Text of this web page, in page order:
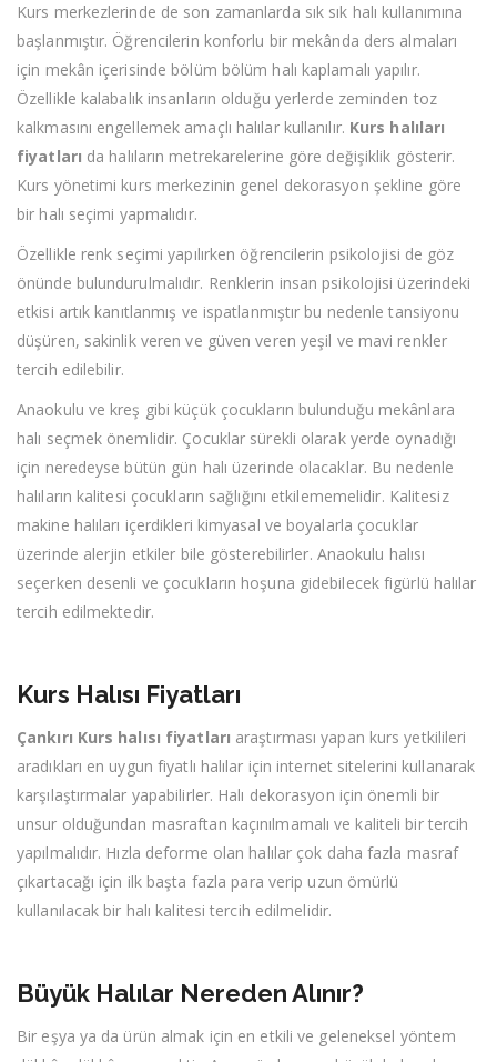
Kurs merkezlerinde de son zamanlarda sık sık halı kullanımına
başlanmıştır. Öğrencilerin konforlu bir mekânda ders almaları
için mekân içerisinde bölüm bölüm halı kaplamalı yapılır.
Özellikle kalabalık insanların olduğu yerlerde zeminden toz
kalkmasını engellemek amaçlı halılar kullanılır. Kurs halıları
fiyatları da halıların metrekarelerine göre değişiklik gösterir.
Kurs yönetimi kurs merkezinin genel dekorasyon şekline göre
bir halı seçimi yapmalıdır.
Özellikle renk seçimi yapılırken öğrencilerin psikolojisi de göz
önünde bulundurulmalıdır. Renklerin insan psikolojisi üzerindeki
etkisi artık kanıtlanmış ve ispatlanmıştır bu nedenle tansiyonu
düşüren, sakinlik veren ve güven veren yeşil ve mavi renkler
tercih edilebilir.
Anaokulu ve kreş gibi küçük çocukların bulunduğu mekânlara
halı seçmek önemlidir. Çocuklar sürekli olarak yerde oynadığı
için neredeyse bütün gün halı üzerinde olacaklar. Bu nedenle
halıların kalitesi çocukların sağlığını etkilememelidir. Kalitesiz
makine halıları içerdikleri kimyasal ve boyalarla çocuklar
üzerinde alerjin etkiler bile gösterebilirler. Anaokulu halısı
seçerken desenli ve çocukların hoşuna gidebilecek figürlü halılar
tercih edilmektedir.
Kurs Halısı Fiyatları
Çankırı Kurs halısı fiyatları araştırması yapan kurs yetkilileri
aradıkları en uygun fiyatlı halılar için internet sitelerini kullanarak
karşılaştırmalar yapabilirler. Halı dekorasyon için önemli bir
unsur olduğundan masraftan kaçınılmamalı ve kaliteli bir tercih
yapılmalıdır. Hızla deforme olan halılar çok daha fazla masraf
çıkartacağı için ilk başta fazla para verip uzun ömürlü
kullanılacak bir halı kalitesi tercih edilmelidir.
Büyük Halılar Nereden Alınır?
Bir eşya ya da ürün almak için en etkili ve geleneksel yöntem